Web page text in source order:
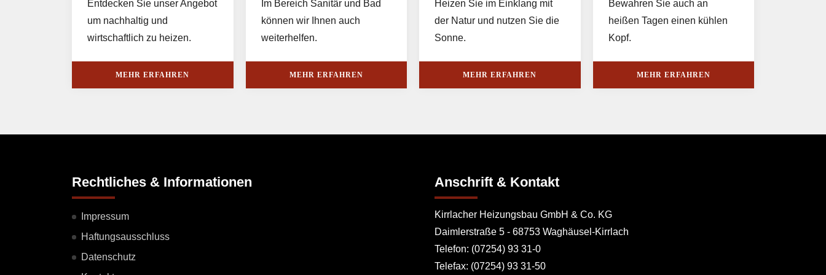
Entdecken Sie unser Angebot
um nachhaltig und
wirtschaftlich zu heizen.
MEHR ERFAHREN
Im Bereich Sanitär und Bad
können wir Ihnen auch
weiterhelfen.
MEHR ERFAHREN
Heizen Sie im Einklang mit
der Natur und nutzen Sie die
Sonne.
MEHR ERFAHREN
Bewahren Sie auch an
heißen Tagen einen kühlen
Kopf.
MEHR ERFAHREN
Rechtliches & Informationen
Impressum
Haftungsausschluss
Datenschutz
Anschrift & Kontakt
Kirrlacher Heizungsbau GmbH & Co. KG
Daimlerstraße 5 - 68753 Waghäusel-Kirrlach
Telefon: (07254) 93 31-0
Telefax: (07254) 93 31-50